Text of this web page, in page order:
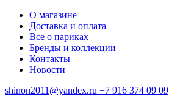
О магазине
Доставка и оплата
Все о париках
Бренды и коллекции
Контакты
Новости
shinon2011@yandex.ru +7 916 374 09 09